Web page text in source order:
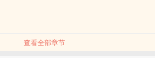
查看全部章节